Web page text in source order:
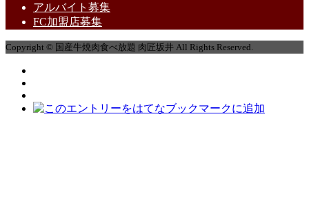
アルバイト募集
FC加盟店募集
Copyright © 国産牛焼肉食べ放題 肉匠坂井 All Rights Reserved.